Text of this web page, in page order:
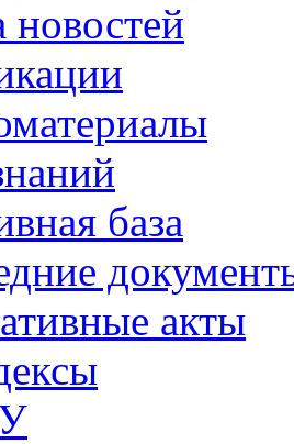
новостей
база
акты